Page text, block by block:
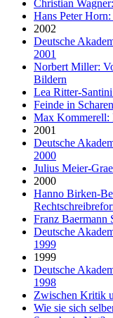
Christian
Hans Peter
2002
Deutsche
2001
Norbert Miller:
Bildern
Lea Ritter-
Feinde in
Max Kommerell:
2001
Deutsche
2000
Julius Meier-
2000
Hanno Birken-
Franz Baermann
Deutsche
1999
1999
Deutsche
1998
Zwischen Kritik
Wie sie sich